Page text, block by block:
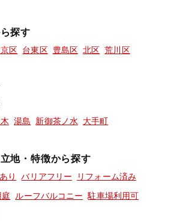
探す
区 台東区 豊島区 北区 荒川区
湯島 新御茶ノ水 大手町
地・特徴から探す
り バリアフリー
リフォーム済み
ルーフバルコニー 駐車場利用可